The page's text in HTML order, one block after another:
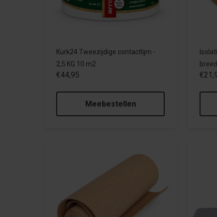
Kurk24 Tweezijdige contactlijm -
2,5 KG 10 m2
€44,95
Meebestellen